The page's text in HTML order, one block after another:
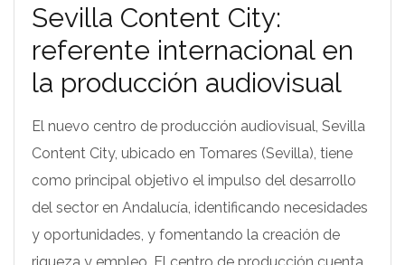
Sevilla Content City:
referente internacional en
la producción audiovisual
El nuevo centro de producción audiovisual, Sevilla
Content City, ubicado en Tomares (Sevilla), tiene
como principal objetivo el impulso del desarrollo
del sector en Andalucía, identificando necesidades
y oportunidades, y fomentando la creación de